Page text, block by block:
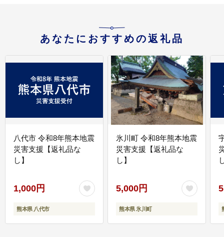
あなたにおすすめの返礼品
八代市 令和8年熊本地震
災害支援【返礼品な
し】
1,000円
熊本県 八代市
氷川町 令和8年熊本地震
災害支援【返礼品な
し】
5,000円
熊本県 氷川町